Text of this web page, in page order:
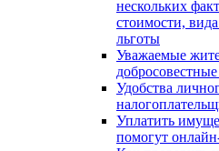
нескольких
стоимости,
льготы
Уважаемые
Удобства
Уплатить
помогут